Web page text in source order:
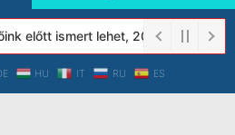
előtt ismert lehet, 2023-tól a
HU IT RU ES